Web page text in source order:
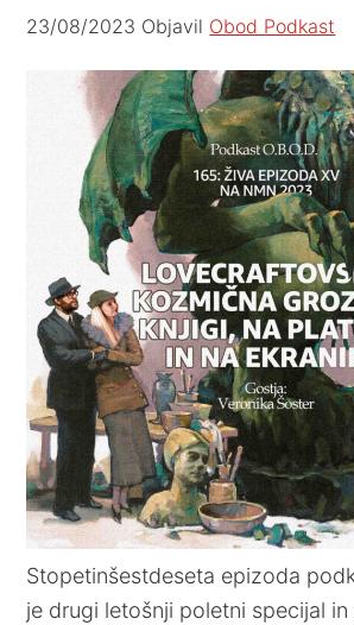
23/08/2023 Objavil Obod Podkast
Stopetinšestdeseta epizoda
je drugi letošnji poletni specijal in